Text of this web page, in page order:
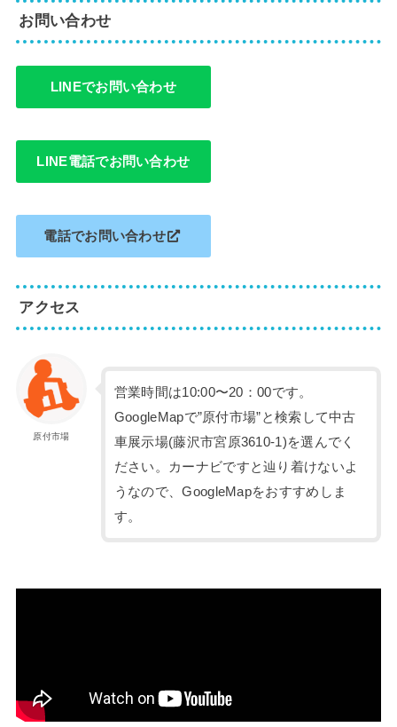
お問い合わせ
LINEでお問い合わせ
LINE電話でお問い合わせ
電話でお問い合わせ
アクセス
原付市場
営業時間は10:00〜20：00です。
GoogleMapで”原付市場”と検索して中古
車展示場(藤沢市宮原3610-1)を選んでく
ださい。カーナビですと辿り着けないよ
うなので、GoogleMapをおすすめしま
す。